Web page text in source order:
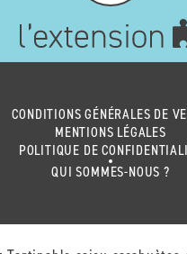
CONDITIONS GÉNÉRALES DE
MENTIONS LÉGALES
POLITIQUE DE
QUI SOMMES-NOUS ?